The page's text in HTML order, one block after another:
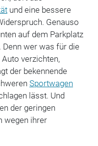
und eine bessere
Genauso
auf dem Parkplatz
wer was für die
verzichten,
der bekennende
Sportwagen
lässt. Und
der geringen
wegen ihrer